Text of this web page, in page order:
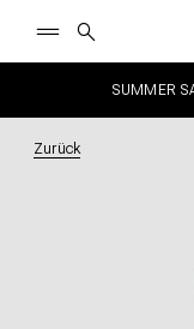
SUMMER
Zurück